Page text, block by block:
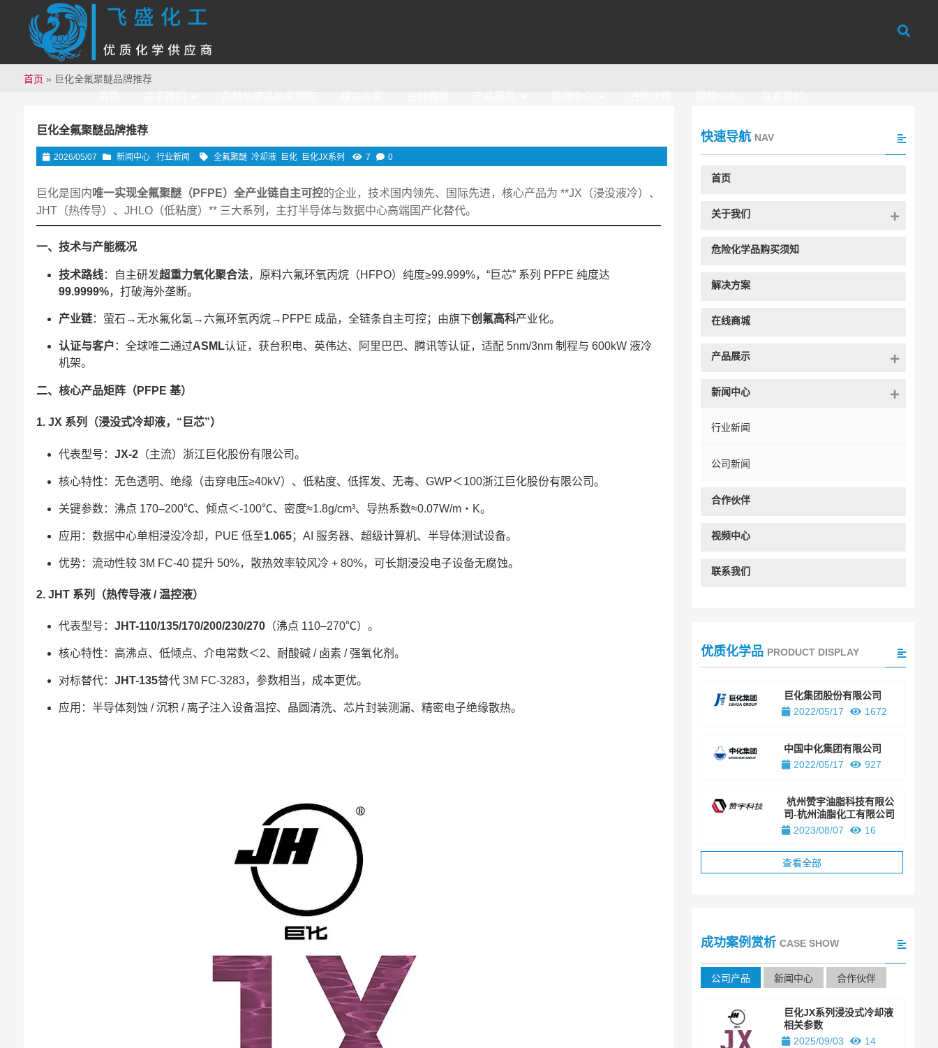
首页 » 巨化全氟聚醚品牌推荐
巨化全氟聚醚品牌推荐
2026/05/07 新闻中心 行业新闻 全氟聚醚 冷却液 巨化 巨化JX系列 7 0
巨化是国内 唯一实现全氟聚醚（PFPE）全产业链自主可控的企业，技术国内领先、国际先进，核心产品为 **JX（浸没液冷）、
JHT（热传导）、JHLO（低粘度）** 三大系列，主打半导体与数据中心高端国产化替代。
一、技术与产能概况
技术路线：自主研发超重力氧化聚合法，原料六氟环氧丙烷（HFPO）纯度≥99.999%，“巨芯” 系列 PFPE 纯度达
99.9999%，打破海外垄断。
产业链：萤石→无水氟化氢→六氟环氧丙烷→PFPE 成品，全链条自主可控；由旗下创氟高科产业化。
认证与客户 ：全球唯二通过ASML认证，获台积电、英伟达、阿里巴巴、腾讯等认证，适配 5nm/3nm 制程与 600kW 液冷
机架。
二、核心产品矩阵（PFPE 基）
1. JX 系列（浸没式冷却液，“巨芯”）
代表型号：JX-2 （主流）浙江巨化股份有限公司。
核心特性：无色透明、绝缘（击穿电压≥40kV）、低粘度、低挥发、无毒、GWP＜100浙江巨化股份有限公司。
关键参数：沸点 170–200℃、倾点＜-100℃、密度≈1.8g/cm³、导热系数≈0.07W/m・K。
应用：数据中心单相浸没冷却，PUE 低至1.065；AI 服务器、超级计算机、半导体测试设备。
优势：流动性较 3M FC-40 提升 50%，散热效率较风冷 + 80%，可长期浸没电子设备无腐蚀。
2. JHT 系列（热传导液 / 温控液）
代表型号：JHT-110/135/170/200/230/270 （沸点 110–270℃）。
核心特性：高沸点、低倾点、介电常数＜2、耐酸碱 / 卤素 / 强氧化剂。
对标替代：JHT-135替代 3M FC-3283，参数相当，成本更优。
应用：半导体刻蚀 / 沉积 / 离子注入设备温控、晶圆清洗、芯片封装测漏、精密电子绝缘散热。
快速导航 NAV
首页
关于我们
危险化学品购买须知
解决方案
在线商城
产品展示
新闻中心
行业新闻
公司新闻
合作伙伴
视频中心
联系我们
优质化学品 PRODUCT DISPLAY
巨化集团股份有限公司
2022/05/17
1672
中国中化集团有限公司
2022/05/17
927
杭州赞宇油脂科技有限公
司-杭州油脂化工有限公司
2023/08/07
16
查看全部
成功案例赏析 CASE SHOW
公司产品 新闻中心 合作伙伴
巨化JX系列浸没式冷却液
相关参数
2025/09/03
14